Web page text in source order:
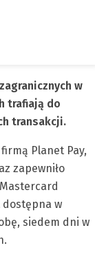
w
trafiają do
transakcji.
Planet Pay,
zapewniło
dostępna w
siedem dni w
.